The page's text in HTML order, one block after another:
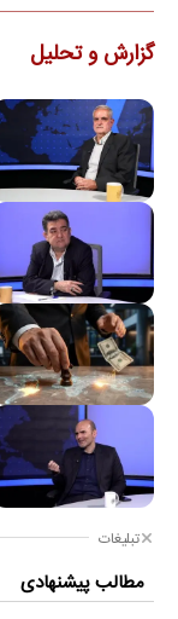
گزارش و تحلیل
تبلیغات
مطالب پیشنهادی